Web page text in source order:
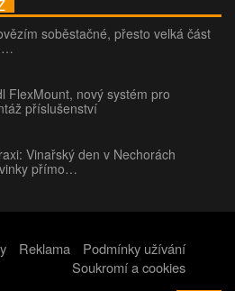
soběstačné, přesto velká část
FlexMount, nový systém pro
příslušenství
Vinařský den v Nechorách
přímo…
Reklama
Podmínky užívání
Soukromí a cookies